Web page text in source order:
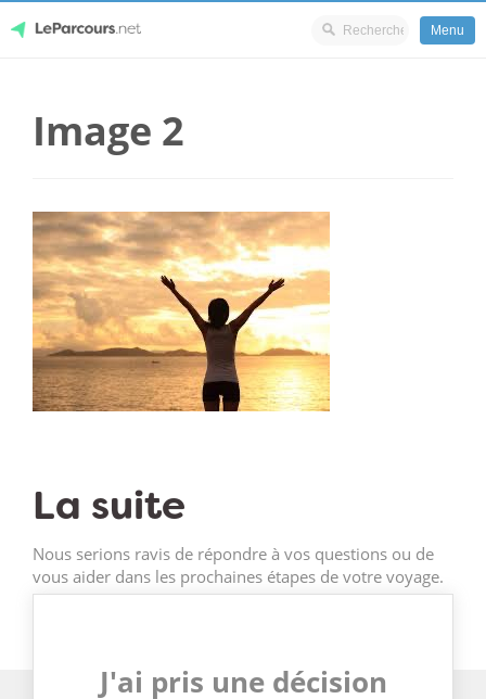
content
Menu
Image 2
La suite
Nous serions ravis de répondre à vos questions ou de
vous aider dans les prochaines étapes de votre voyage.
J'ai pris une décision